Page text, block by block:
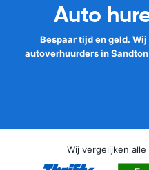
Auto
Bespaar tijd en geld.
autoverhuurders in
Wij vergelijken